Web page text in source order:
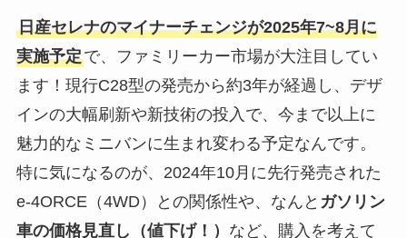
日産セレナのマイナーチェンジが2025年7~8月に
実施予定で、ファミリーカー市場が大注目してい
ます！現行C28型の発売から約3年が経過し、デザ
インの大幅刷新や新技術の投入で、今まで以上に
魅力的なミニバンに生まれ変わる予定なんです。
特に気になるのが、2024年10月に先行発売された
e-4ORCE（4WD）との関係性や、なんと ガソリン
車の価格見直し（値下げ！） など、購入を考えて